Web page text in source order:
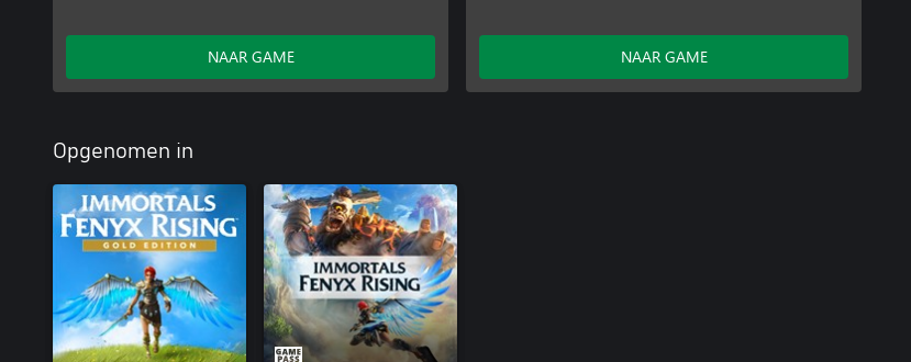
NAAR GAME NAAR GAME
Opgenomen in